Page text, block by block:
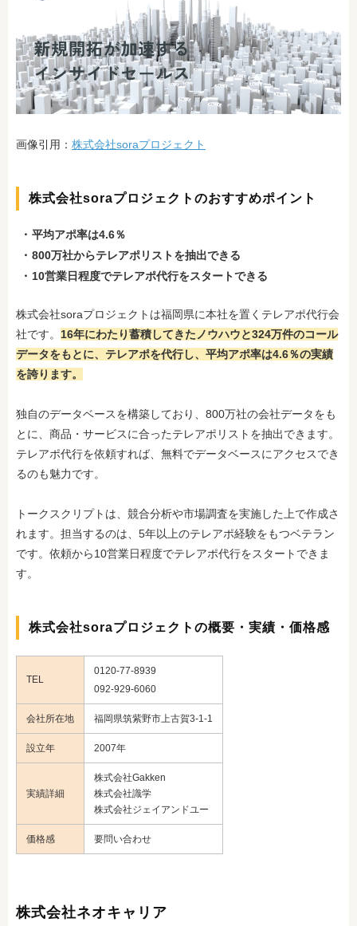
画像引用： 株式会社soraプロジェクト
株式会社soraプロジェクトのおすすめポイント
平均アポ率は4.6％
800万社からテレアポリストを抽出できる
10営業日程度でテレアポ代行をスタートできる
株式会社soraプロジェクトは福岡県に本社を置くテレアポ代行会
社です。 16年にわたり蓄積してきたノウハウと324万件のコール
データをもとに、テレアポを代行し、平均アポ率は4.6％の実績
を誇ります。
独自のデータベースを構築しており、800万社の会社データをも
とに、商品・サービスに合ったテレアポリストを抽出できます。
テレアポ代行を依頼すれば、無料でデータベースにアクセスでき
るのも魅力です。
トークスクリプトは、 競合分析や市場調査を実施した上で作成さ
れます。担当するのは、5年以上のテレアポ経験をもつベテラン
です。依頼から10営業日程度でテレアポ代行をスタートできま
す。
株式会社soraプロジェクトの概要・実績・価格感
TEL
0120-77-8939
092-929-6060
会社所在地 福岡県筑紫野市上古賀3-1-1
設立年 2007年
実績詳細
株式会社Gakken
株式会社識学
株式会社ジェイアンドユー
価格感 要問い合わせ
株式会社ネオキャリア